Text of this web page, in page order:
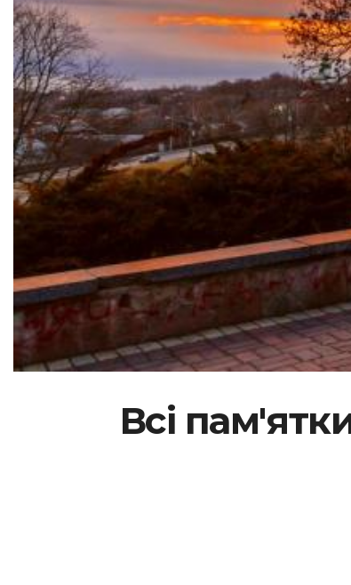
Всі